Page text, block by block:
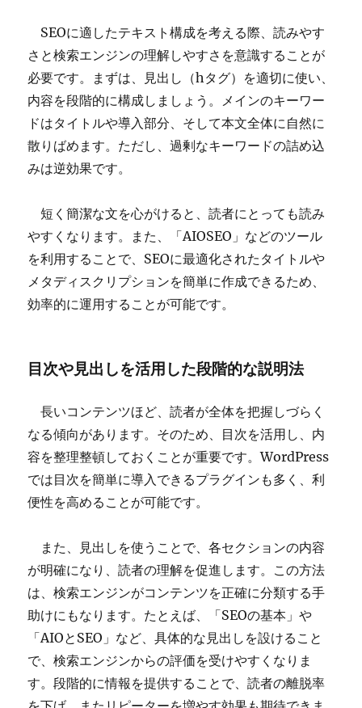
SEOに適したテキスト構成を考える際、読みやす
さと検索エンジンの理解しやすさを意識することが
必要です。まずは、見出し（hタグ）を適切に使い、
内容を段階的に構成しましょう。メインのキーワー
ドはタイトルや導入部分、そして本文全体に自然に
散りばめます。ただし、過剰なキーワードの詰め込
みは逆効果です。
短く簡潔な文を心がけると、読者にとっても読み
やすくなります。また、「AIOSEO」などのツール
を利用することで、SEOに最適化されたタイトルや
メタディスクリプションを簡単に作成できるため、
効率的に運用することが可能です。
目次や見出しを活用した段階的な説明法
長いコンテンツほど、読者が全体を把握しづらく
なる傾向があります。そのため、目次を活用し、内
容を整理整頓しておくことが重要です。WordPress
では目次を簡単に導入できるプラグインも多く、利
便性を高めることが可能です。
また、見出しを使うことで、各セクションの内容
が明確になり、読者の理解を促進します。この方法
は、検索エンジンがコンテンツを正確に分類する手
助けにもなります。たとえば、「SEOの基本」や
「AIOとSEO」など、具体的な見出しを設けること
で、検索エンジンからの評価を受けやすくなりま
す。段階的に情報を提供することで、読者の離脱率